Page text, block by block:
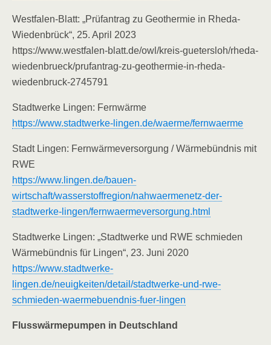
Westfalen-Blatt: „Prüfantrag zu Geothermie in Rheda-
Wiedenbrück“, 25. April 2023
https://www.westfalen-blatt.de/owl/kreis-guetersloh/rheda-
wiedenbrueck/prufantrag-zu-geothermie-in-rheda-
wiedenbruck-2745791
Stadtwerke Lingen: Fernwärme
https://www.stadtwerke-lingen.de/waerme/fernwaerme
Stadt Lingen: Fernwärmeversorgung / Wärmebündnis mit
RWE
https://www.lingen.de/bauen-
wirtschaft/wasserstoffregion/nahwaermenetz-der-
stadtwerke-lingen/fernwaermeversorgung.html
Stadtwerke Lingen: „Stadtwerke und RWE schmieden
Wärmebündnis für Lingen“, 23. Juni 2020
https://www.stadtwerke-
lingen.de/neuigkeiten/detail/stadtwerke-und-rwe-
schmieden-waermebuendnis-fuer-lingen
Flusswärmepumpen in Deutschland